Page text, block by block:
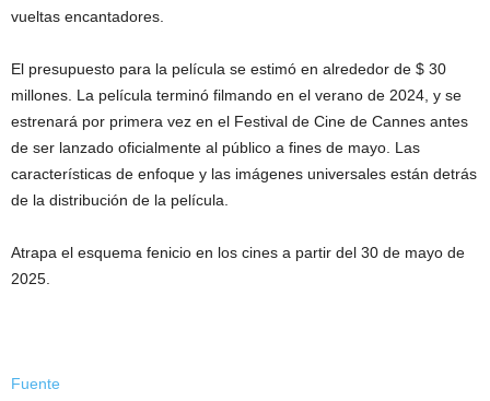
vueltas encantadores.
El presupuesto para la película se estimó en alrededor de $ 30
millones. La película terminó filmando en el verano de 2024, y se
estrenará por primera vez en el Festival de Cine de Cannes antes
de ser lanzado oficialmente al público a fines de mayo. Las
características de enfoque y las imágenes universales están detrás
de la distribución de la película.
Atrapa el esquema fenicio en los cines a partir del 30 de mayo de
2025.
Fuente